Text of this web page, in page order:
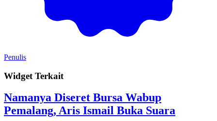
Penulis
Widget Terkait
Namanya Diseret Bursa Wabup
Pemalang, Aris Ismail Buka Suara